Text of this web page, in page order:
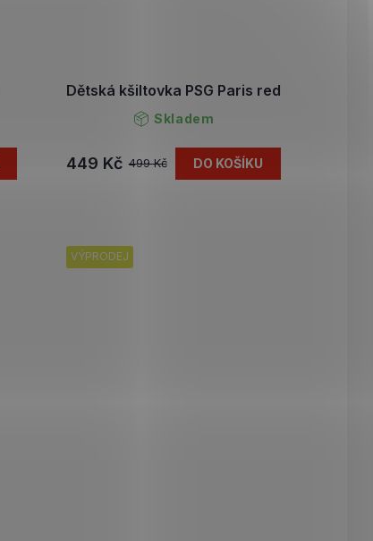
Dětská kšiltovka PSG Paris red
Skladem
499 Kč
449 Kč DO KOŠÍKU
VÝPRODEJ